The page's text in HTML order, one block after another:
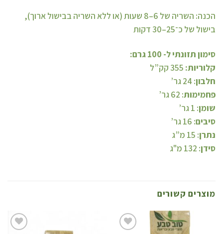
הכנה: השריה של 6–8 שעות (או ללא השריה בבישול ארוך),
בישול של כ־25–30 דקות
סימון תזונתי ל- 100 גרם:
קלוריות:
חלבון: 24 גר’
פחמימות: 62 גר’
שומן: 1 גר’
סיבים: 16 גר’
נתרן: 15 מ”ג
סידן: 132 מ"ג
מוצרים קשורים